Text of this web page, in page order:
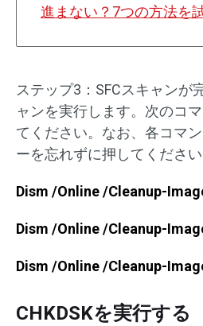
進まない？7つの方法を
ステップ3：SFCスキャンが
ャンを実行します。次のコ
てください。なお、各コマ
ーを忘れずに押してください
Dism /Online /Cleanup-
Dism /Online /Cleanup-
Dism /Online /Cleanup-
CHKDSKを実行する